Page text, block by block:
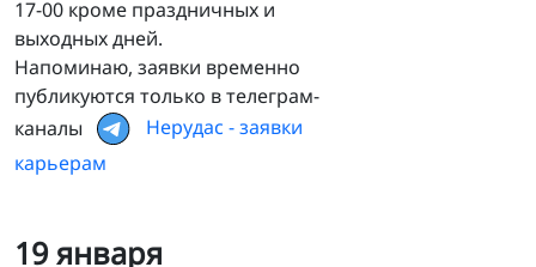
17-00 кроме праздничных и
выходных дней.
Напоминаю, заявки временно
публикуются только в телеграм-
каналы
Нерудас - заявки
карьерам
19 января